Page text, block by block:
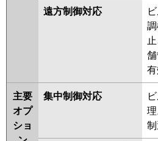
パナソニック PA-
遠方制御対応
有
主要
オプ
ショ
集中制御対応
制